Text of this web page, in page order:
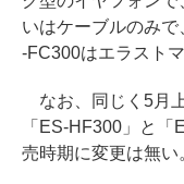
いはケーブルのみ
-FC300はエラスト
なお、同じく5月
「ES-HF300」と
売時期に変更は無い